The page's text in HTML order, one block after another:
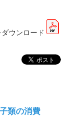
ウンロード
類の消費